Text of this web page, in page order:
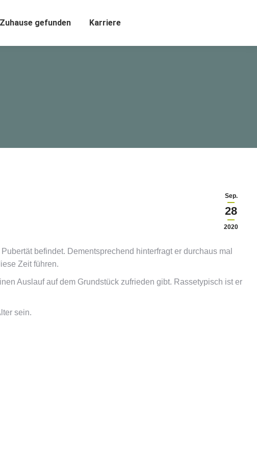
Zuhause gefunden Karriere
Sep.
28
2020
befindet. Dementsprechend hinterfragt er durchaus mal
Zeit führen.
Auslauf auf dem Grundstück zufrieden gibt. Rassetypisch ist er
sein.